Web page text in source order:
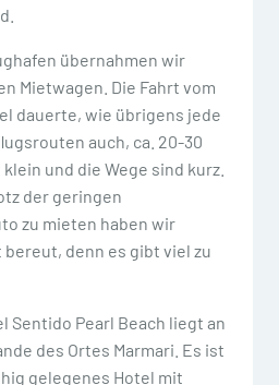
übernahmen wir
Mietwagen. Die Fahrt vom
dauerte, wie übrigens jede
auch, ca. 20-30
und die Wege sind kurz.
der geringen
zu mieten haben wir
denn es gibt viel zu
Sentido Pearl Beach liegt an
des Ortes Marmari. Es ist
gelegenes Hotel mit